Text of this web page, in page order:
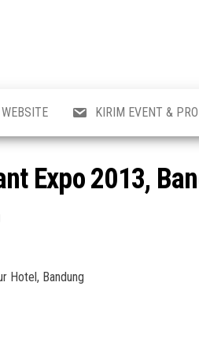
&
Job Fair,
dll.
KIRIM EVENT &
Expo 2013,
Hotel, Bandung